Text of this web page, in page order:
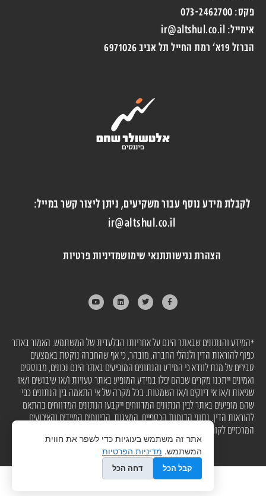
פקס: 073-2462700
אימייל: ir@altshul.co.il
הברזל 19א‘ רמת החייל תל אביב 6971026
לקבלת מידע נוסף עבור משקיעים, ניתן ליצור קשר במייל:
ir@altshul.co.il
הצהרת נגישותתנאי שימושמדיניות פרטיות
*המידע והנתונים שבאתר הינם על אחריותו הבלעדית של המשתמש. האמור באתר
כפוף להוראות הדין ולנהלי החברה. מובהר, כי אף שהחברה נוקטת באמצעים
סבירים על מנת לוודא כי המידע והנתונים המופיעים באתר הינם נכונים, מבוססים
ואמינים ייתכנו מקרים שבהם יפלו במידע המופיע באתר טעויות ו/או שיבושים ו/או
שגיאות ו/או אי דיוקים ו/או השמטות. בכל מקרה של אי התאמה בין הנתונים כפי
שהם מופיעים באתר לבין הנתונים המדווחים ייקבעו הנתונים המדווחים בהתאם
להוראות הדין. נתוני הדוחות הכספיים, המצגות, הדיווחים המיידים והאירועים
המרכזיים לקוחים מהמגנ"א
אתר זה משתמש בעוגיות כדי לשפר את חווית
המשתמש. מדיניות הפרטיות
קבל הכל דחה הכל